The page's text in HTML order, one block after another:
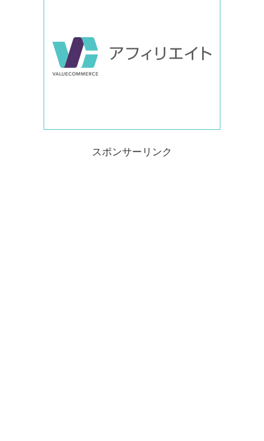
スポンサーリンク